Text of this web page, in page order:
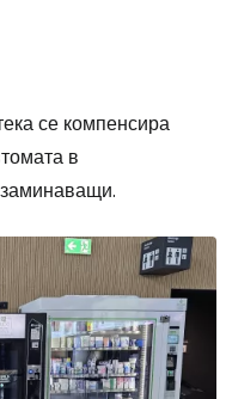
се компенсира
в